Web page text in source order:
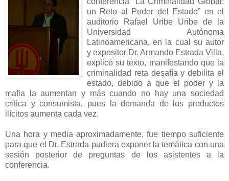
un Reto al Poder del Estado” en el
auditorio Rafael Uribe Uribe de la
Universidad Autónoma
Latinoamericana, en la cual su autor
y expositor Dr. Armando Estrada Villa,
explicó su texto, manifestando que la
criminalidad reta desafía y debilita el
estado, debido a que el poder y la
mafia la aumentan y más cuando no hay una sociedad
crítica y consumista, pues la demanda de los productos
ilícitos aumenta cada vez.
Una hora y media aproximadamente, fue tiempo suficiente
para que el Dr. Estrada pudiera exponer la temática con una
sesión posterior de preguntas de los asistentes a la
conferencia.